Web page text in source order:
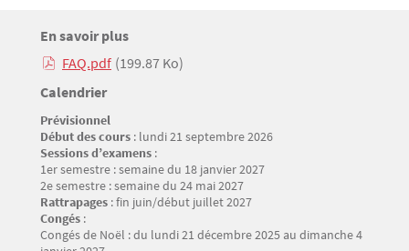
Bloc(s) libre(s)
Titre
En savoir plus
TexteFAQ.pdf (199.87 Ko)
Titre
Calendrier
Texte
Prévisionnel
Début des cours : lundi 21 septembre 2026
Sessions d’examens :
1er semestre : semaine du 18 janvier 2027
2e semestre : semaine du 24 mai 2027
Rattrapages : fin juin/début juillet 2027
Congés :
Congés de Noël : du lundi 21 décembre 2025 au dimanche 4